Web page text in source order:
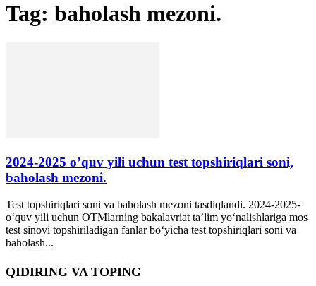
Tag: baholash mezoni.
2024-2025 o’quv yili uchun test topshiriqlari soni,
baholash mezoni.
Test topshiriqlari soni va baholash mezoni tasdiqlandi. 2024-2025-
o‘quv yili uchun OTMlarning bakalavriat ta’lim yo‘nalishlariga mos
test sinovi topshiriladigan fanlar bo‘yicha test topshiriqlari soni va
baholash...
QIDIRING VA TOPING